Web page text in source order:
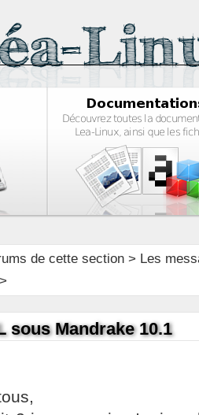
de cette section> Les
sous Mandrake 10.1